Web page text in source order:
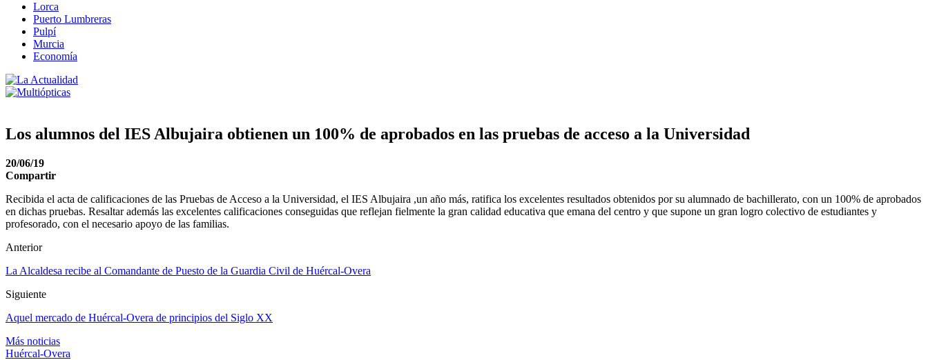
Lorca
Puerto Lumbreras
Pulpí
Murcia
Economía
Los alumnos del IES Albujaira obtienen un 100% de aprobados en las pruebas de acceso a la Universidad
20/06/19
Compartir
Recibida el acta de calificaciones de las Pruebas de Acceso a la Universidad, el IES Albujaira ,un año más, ratifica los excelentes resultados obtenidos por su alumnado de bachillerato, con un 100% de aprobados
en dichas pruebas. Resaltar además las excelentes calificaciones conseguidas que reflejan fielmente la gran calidad educativa que emana del centro y que supone un gran logro colectivo de estudiantes y
profesorado, con el necesario apoyo de las familias.
Anterior
La Alcaldesa recibe al Comandante de Puesto de la Guardia Civil de Huércal-Overa
Siguiente
Aquel mercado de Huércal-Overa de principios del Siglo XX
Más noticias
Huércal-Overa